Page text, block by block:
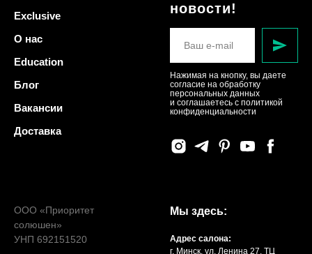
Exclusive
О нас
Education
Блог
Вакансии
Доставка
новости!
Нажимая на кнопку, вы даете
согласие на обработку
персональных данных
и соглашаетесь c политикой
конфиденциальности
ООО «Приоритет
солюшен»
УНП 692151520
Мы здесь:
Адрес салона:
г. Минск, ул. Ленина 27, ТЦ